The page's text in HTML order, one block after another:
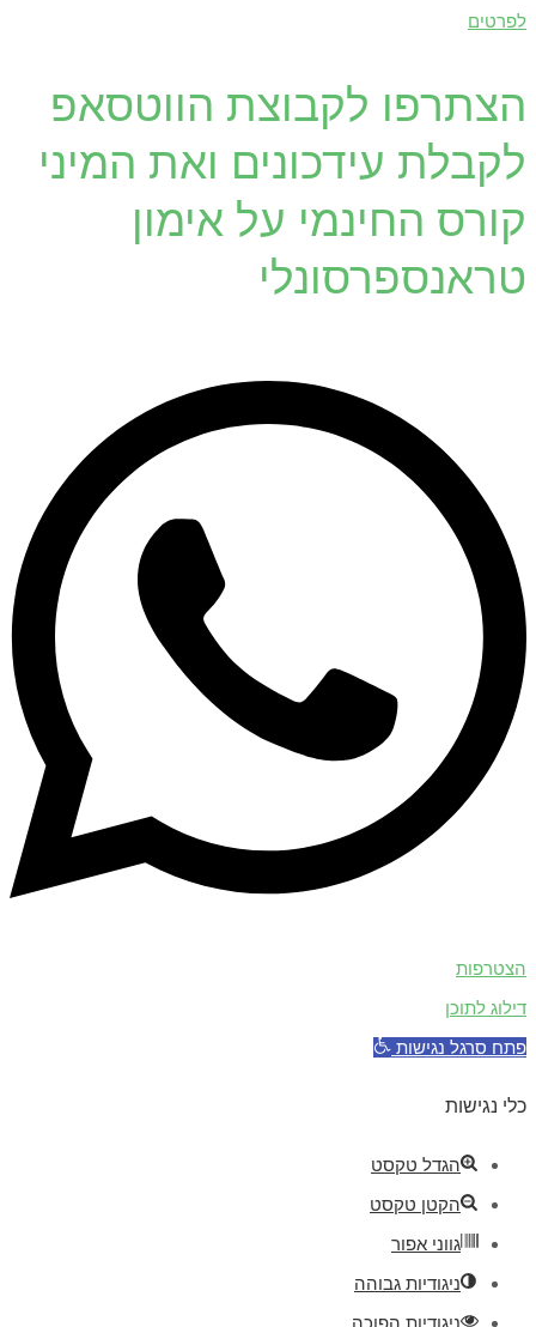
לפרטים
הצתרפו לקבוצת הווטסאפ
לקבלת עידכונים ואת המיני
קורס החינמי על אימון
טראנספרסונלי
הצטרפות
דילוג לתוכן
פתח סרגל נגישות
כלי נגישות
הגדל טקסט
הקטן טקסט
גווני אפור
ניגודיות גבוהה
ניגודיות הפוכה